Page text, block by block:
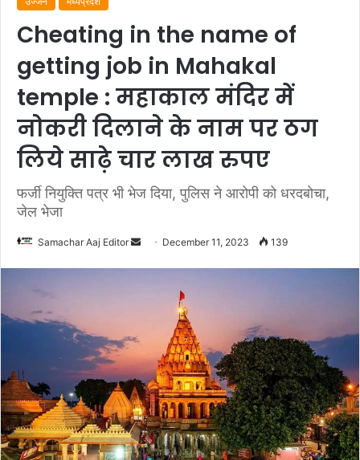
Cheating in the name of
getting job in Mahakal
temple : महाकाल मंदिर में
नोकरी दिलाने के नाम पर ठग
लिये साढ़े चार लाख रुपए
फर्जी नियुक्ति पत्र भी भेज दिया, पुलिस ने आरोपी को धरदबोचा,
जेल भेजा
Samachar Aaj Editor
Send December 11, 2023 139